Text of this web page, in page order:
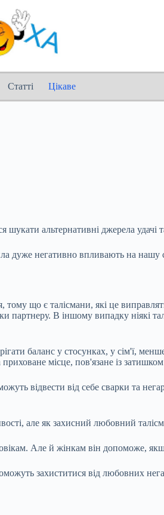
Статті Цікаве
альтернативні джерела удачі
дуже негативно впливають на
що є талісмани, які це
партнеру. В іншому випадку ніякі
баланс у стосунках, у сім'ї,
місце, пов'язане із
відвести від себе сварки та
але як захисний любовний
Але й жінкам він допоможе,
захиститися від любовних